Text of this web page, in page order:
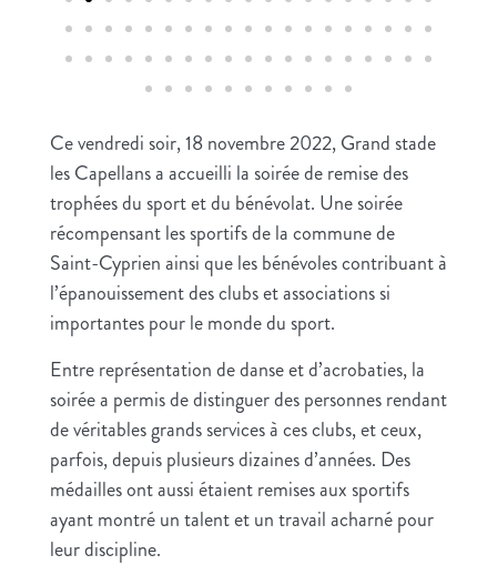
Ce vendredi soir, 18 novembre 2022, Grand stade
les Capellans a accueilli la soirée de remise des
trophées du sport et du bénévolat. Une soirée
récompensant les sportifs de la commune de
Saint-Cyprien ainsi que les bénévoles contribuant à
l’épanouissement des clubs et associations si
importantes pour le monde du sport.
Entre représentation de danse et d’acrobaties, la
soirée a permis de distinguer des personnes rendant
de véritables grands services à ces clubs, et ceux,
parfois, depuis plusieurs dizaines d’années. Des
médailles ont aussi étaient remises aux sportifs
ayant montré un talent et un travail acharné pour
leur discipline.